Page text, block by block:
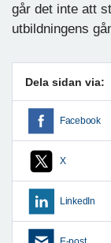
går det inte att
utbildningens
Dela sidan via:
Facebook
X
LinkedIn